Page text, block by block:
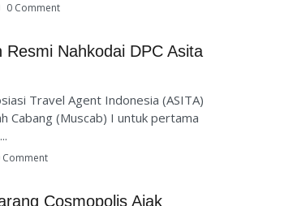
0 Comment
Nahkodai DPC Asita
Travel Agent Indonesia (ASITA)
Cabang (Muscab) I untuk pertama
Comment
Cosmopolis Ajak